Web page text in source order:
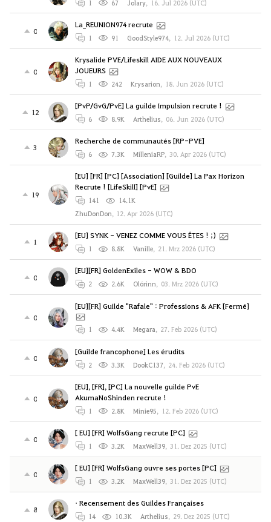
1 67 Jolary, 16. Jul 2026 (UTC)
0
La_REUNION974 recrute
1 91 GoodStyle974, 12. Jul 2026 (UTC)
0
Krysalide PVE/Lifeskill AIDE AUX NOUVEAUX
JOUEURS
1 242 Krysarion, 18. Jun 2026 (UTC)
12
[PvP/GvG/PvE] La guilde Impulsion recrute !
6 8.9K Arthelius, 06. Jun 2026 (UTC)
3
Recherche de communautés [RP-PVE]
6 7.3K MilleniaRP, 30. Apr 2026 (UTC)
19
[EU] [FR] [PC] [Association] [Guilde] La Pax Horizon
Recrute ! [LifeSkill] [PvE]
141
14.1K
ZhuDonDon, 12. Apr 2026 (UTC)
1
[EU] SYNK - VENEZ COMME VOUS ÊTES ! ;)
1 8.8K Vanille, 21. Mrz 2026 (UTC)
0
[EU][FR] GoldenExiles - WOW & BDO
2 2.6K Olórinn, 03. Mrz 2026 (UTC)
0
[EU][FR] Guilde "Rafale" : Professions & AFK [Fermé]
1 4.4K Megara, 27. Feb 2026 (UTC)
0
[Guilde francophone] Les érudits
2 3.3K DookC137, 24. Feb 2026 (UTC)
0
[EU], [FR], [PC] La nouvelle guilde PvE
AkumaNoShinden recrute !
1 2.8K Minie95, 12. Feb 2026 (UTC)
0
[ EU] [FR] WolfsGang recrute [PC]
1 3.2K MaxWell39, 31. Dez 2025 (UTC)
0
[ EU] [FR] WolfsGang ouvre ses portes [PC]
1 3.2K MaxWell39, 31. Dez 2025 (UTC)
8
• Recensement des Guildes Françaises
14 10.3K Arthelius, 29. Dez 2025 (UTC)